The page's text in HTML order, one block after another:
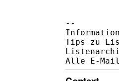
--
Tips zu